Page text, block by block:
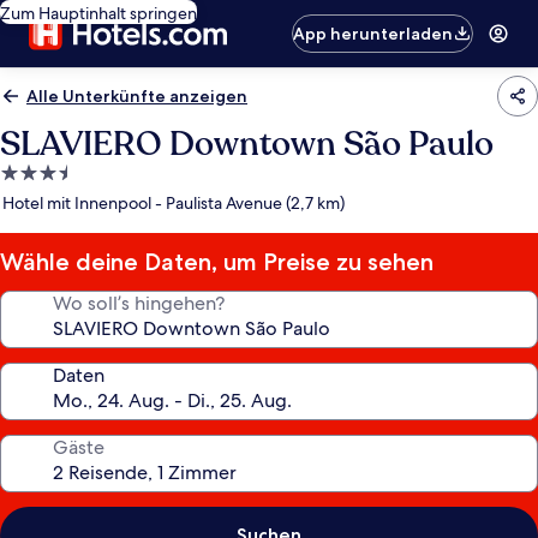
Zum Hauptinhalt springen
App herunterladen
Alle Unterkünfte anzeigen
SLAVIERO Downtown São Paulo
3.5-
Sterne-
Hotel mit Innenpool - Paulista Avenue (2,7 km)
Wähle deine Daten, um Preise zu sehen
Wo soll’s hingehen?
Daten
Gäste